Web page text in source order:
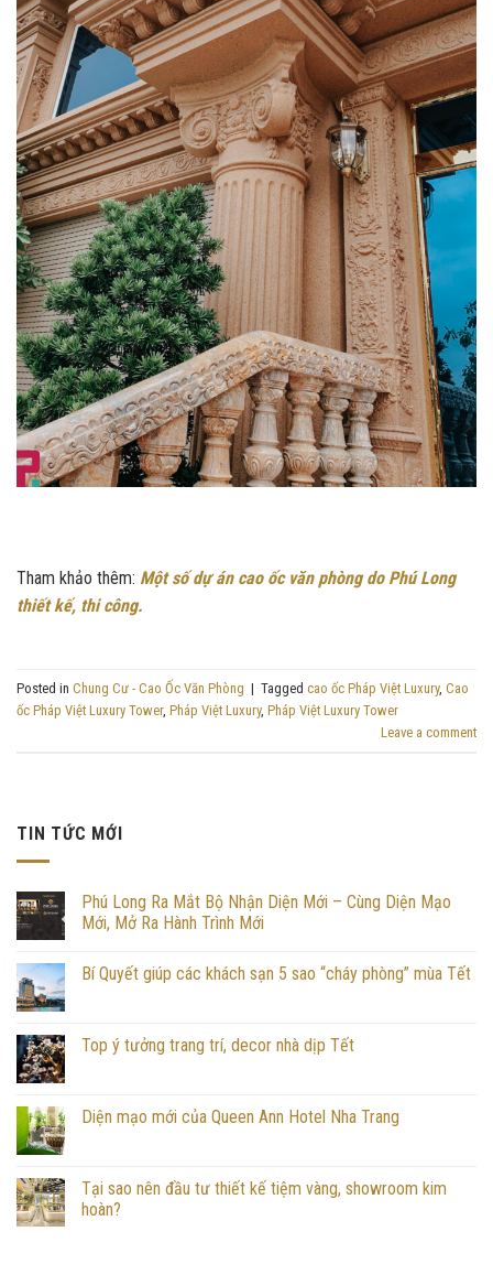
Tham khảo thêm: Một số dự án cao ốc văn phòng do Phú Long
thiết kế, thi công.
Posted in Chung Cư - Cao Ốc Văn Phòng | Tagged cao ốc Pháp Việt Luxury, Cao
ốc Pháp Việt Luxury Tower, Pháp Việt Luxury, Pháp Việt Luxury Tower
Leave a comment
TIN TỨC MỚI
Phú Long Ra Mắt Bộ Nhận Diện Mới – Cùng Diện Mạo
Mới, Mở Ra Hành Trình Mới
Bí Quyết giúp các khách sạn 5 sao “cháy phòng” mùa Tết
Top ý tưởng trang trí, decor nhà dịp Tết
Diện mạo mới của Queen Ann Hotel Nha Trang
Tại sao nên đầu tư thiết kế tiệm vàng, showroom kim
hoàn?